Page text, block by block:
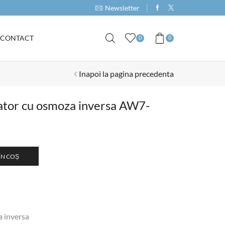
Cumpara produse de minim 1000RON si
Newsletter
CONTACT 0 0
Inapoi la pagina precedenta
cu osmoza inversa AW7-
COȘ
inversa